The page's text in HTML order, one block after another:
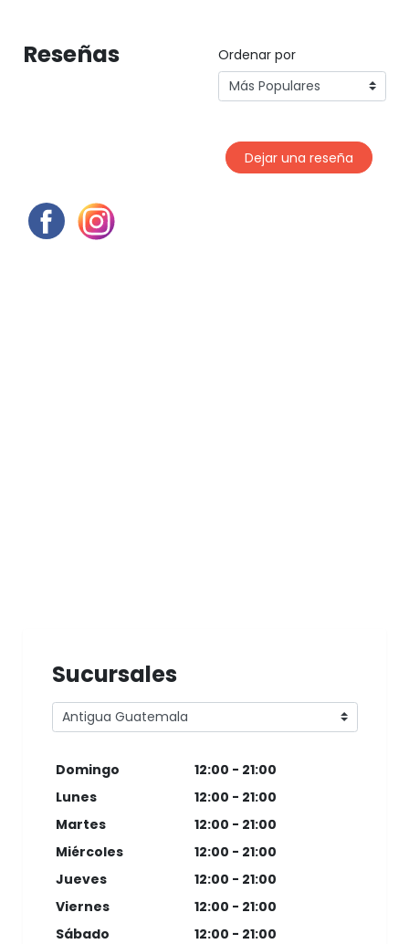
Reseñas Ordenar por
Dejar una reseña
Sucursales
Domingo
12:00 - 21:00
Lunes
12:00 - 21:00
Martes
12:00 - 21:00
Miércoles
12:00 - 21:00
Jueves
12:00 - 21:00
Viernes
12:00 - 21:00
Sábado
12:00 - 21:00